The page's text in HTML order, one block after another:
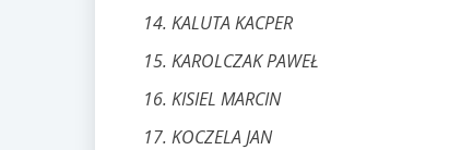
KALUTA KACPER
KAROLCZAK PAWEŁ
KISIEL MARCIN
KOCZELA JAN